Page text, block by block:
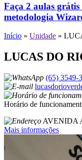
Faça 2 aulas grátis
metodologia
Início » Unidade »
LUCAS DO
(65) 3549-
Horário de
AVENIDA
Mais informações